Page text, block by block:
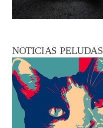
NOTICIAS PELUDAS